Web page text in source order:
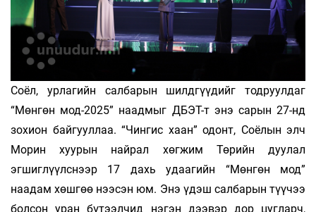
Соёл, урлагийн салбарын шилдгүүдийг тодруулдаг
“Мөнгөн мод-2025” наадмыг ДБЭТ-т энэ сарын 27-нд
зохион байгууллаа. “Чингис хаан” одонт, Соёлын элч
Морин хуурын найрал хөгжим Төрийн дуулал
эгшиглүүлснээр 17 дахь удаагийн “Мөнгөн мод”
наадам хөшгөө нээсэн юм. Энэ үдэш салбарын түүчээ
болсон уран бүтээлчид нэгэн дээвэр дор цугларч,